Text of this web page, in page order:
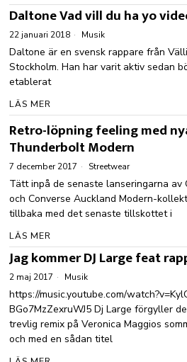
Daltone Vad vill du ha yo
22 januari 2018 Musik
Daltone är en svensk rappare från
Stockholm. Han har varit aktiv sedan
etablerat
LÄS MER
Retro-löpning feeling med
Thunderbolt Modern
7 december 2017 Streetwear
Tätt inpå de senaste lanseringarna av
och Converse Auckland Modern-
tillbaka med det senaste tillskottet i
LÄS MER
Jag kommer DJ Large feat
2 maj 2017 Musik
https://music.youtube.com/
BGo7MzZexruWJ5 Dj Large förgyller
trevlig remix på Veronica Maggios
och med en sådan titel